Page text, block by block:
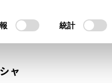
統計
ャ